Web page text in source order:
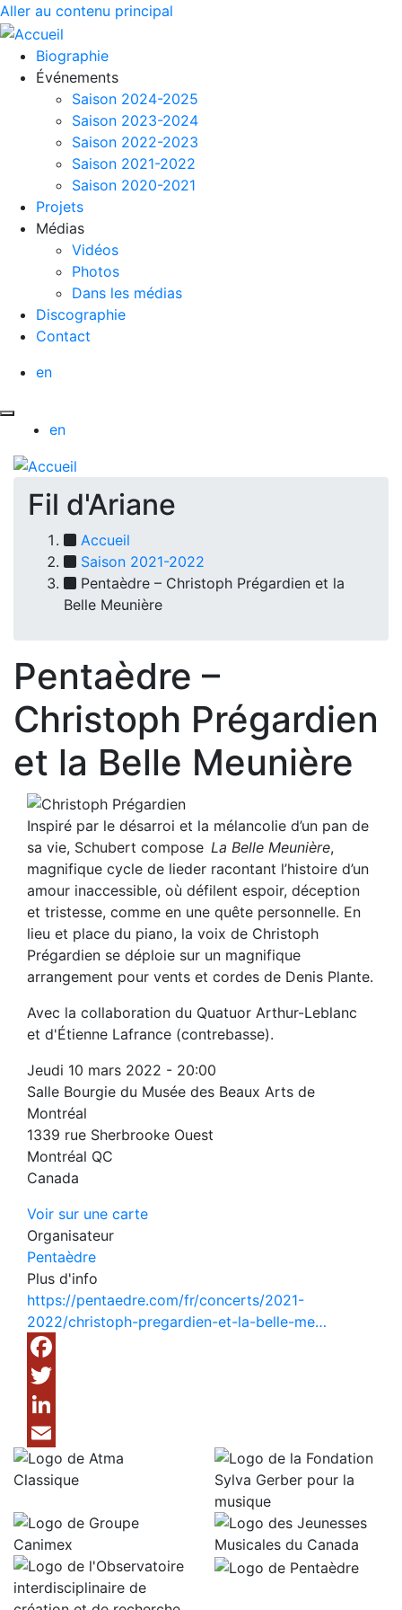
Aller au contenu principal
Biographie
Événements
Saison 2024-2025
Saison 2023-2024
Saison 2022-2023
Saison 2021-2022
Saison 2020-2021
Projets
Médias
Vidéos
Photos
Dans les médias
Discographie
Contact
en
en
Fil d'Ariane
Accueil
Saison 2021-2022
Pentaèdre – Christoph Prégardien et la
Belle Meunière
Pentaèdre –
Christoph Prégardien
et la Belle Meunière
Inspiré par le désarroi et la mélancolie d’un pan de
sa vie, Schubert compose La Belle Meunière,
magnifique cycle de lieder racontant l’histoire d’un
amour inaccessible, où défilent espoir, déception
et tristesse, comme en une quête personnelle. En
lieu et place du piano, la voix de Christoph
Prégardien se déploie sur un magnifique
arrangement pour vents et cordes de Denis Plante.
Avec la collaboration du Quatuor Arthur-Leblanc
et d'Étienne Lafrance (contrebasse).
Jeudi 10 mars 2022 - 20:00
Salle Bourgie du Musée des Beaux Arts de
Montréal
1339 rue Sherbrooke Ouest
Montréal QC
Canada
Voir sur une carte
Organisateur
Pentaèdre
Plus d'info
https://pentaedre.com/fr/concerts/2021-
2022/christoph-pregardien-et-la-belle-me…
Facebook
Twitter
LinkedIn
Email